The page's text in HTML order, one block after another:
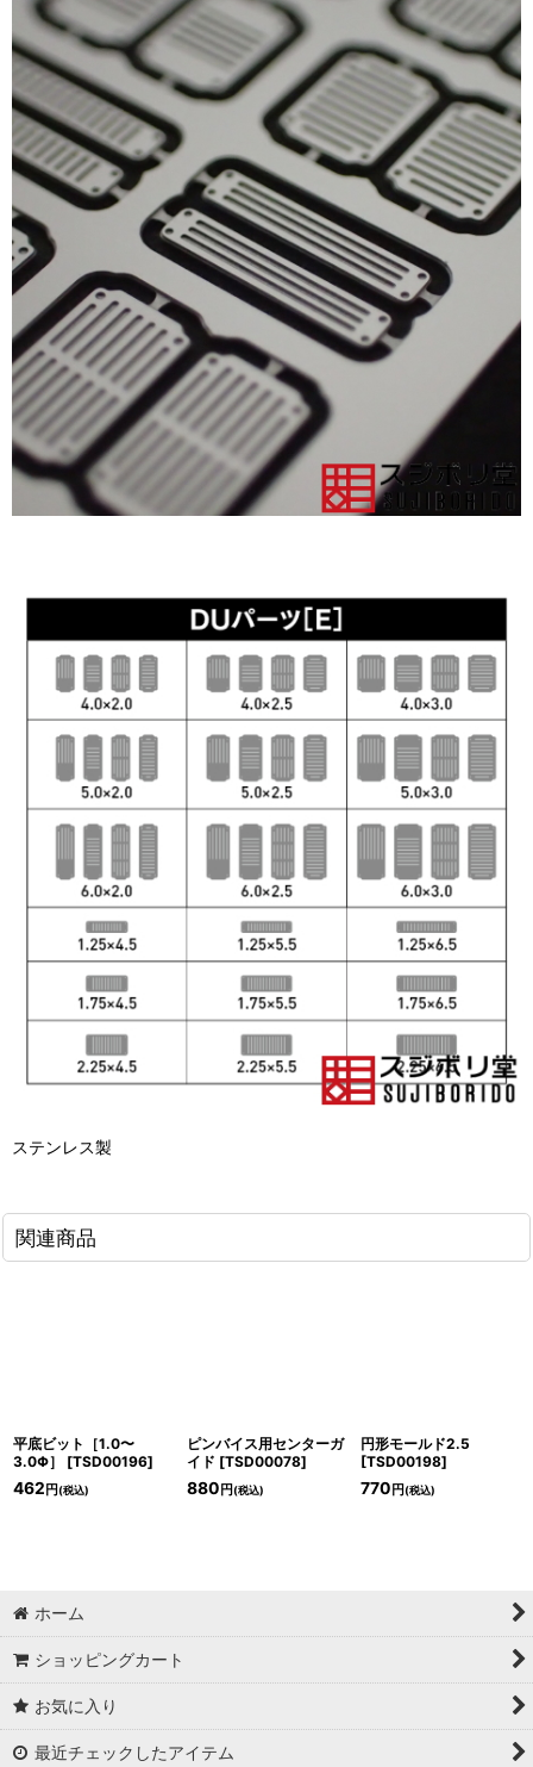
ステンレス製
関連商品
平底ビット［1.0〜
3.0Φ］
[TSD00196]
462 円(税込)
ピンバイス用センターガ
イド [TSD00078]
880 円(税込)
円形モールド2.5
[TSD00198]
770 円(税込)
ホーム
ショッピングカート
お気に入り
最近チェックしたアイテム